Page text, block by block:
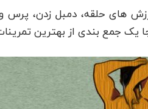
های حلقه، دمبل زدن، پرس
یک جمع بندی از بهترین